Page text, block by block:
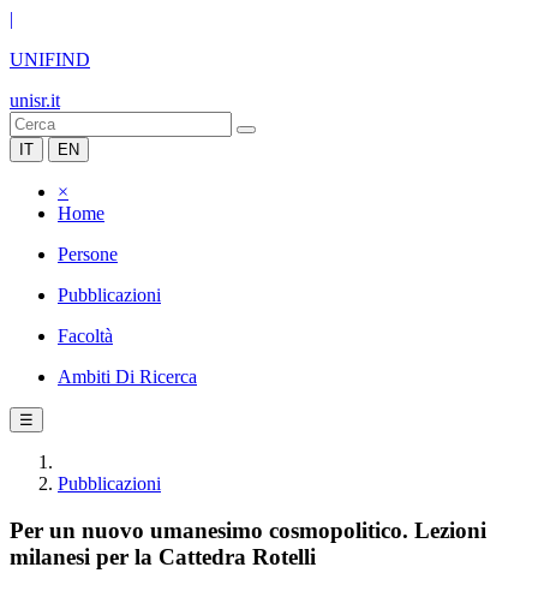
|
UNIFIND
unisr.it
IT EN
×
Home
Persone
Pubblicazioni
Facoltà
Ambiti Di Ricerca
☰
Pubblicazioni
Per un nuovo umanesimo cosmopolitico. Lezioni
milanesi per la Cattedra Rotelli